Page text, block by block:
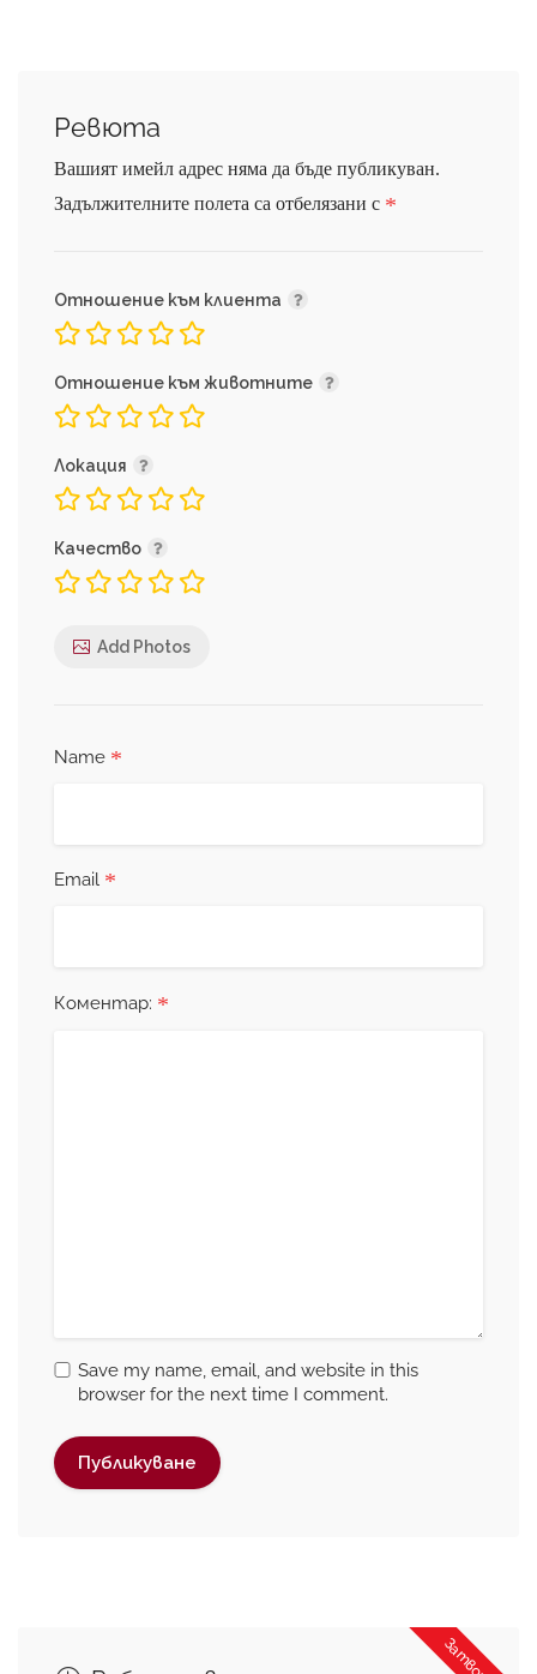
Ревюта
Вашият имейл адрес няма да бъде публикуван.
Задължителните полета са отбелязани с *
Отношение към клиента
Отношение към животните
Локация
Качество
Add Photos
Name *
Email *
Коментар: *
Save my name, email, and website in this
browser for the next time I comment.